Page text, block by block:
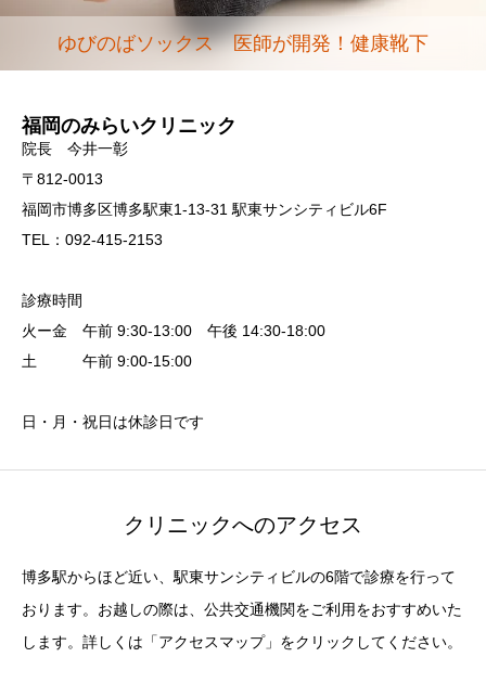
ゆびのばソックス 医師が開発！健康靴下
福岡のみらいクリニック
院長 今井一彰
〒812-0013
福岡市博多区博多駅東1-13-31 駅東サンシティビル6F
TEL：092-415-2153
診療時間
火ー金 午前 9:30-13:00 午後 14:30-18:00
土 午前 9:00-15:00
日・月・祝日は休診日です
クリニックへのアクセス
博多駅からほど近い、駅東サンシティビルの6階で診療を行って
おります。お越しの際は、公共交通機関をご利用をおすすめいた
します。詳しくは「アクセスマップ」をクリックしてください。